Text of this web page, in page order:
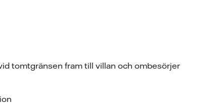
tomtgränsen fram till villan och ombesörjer